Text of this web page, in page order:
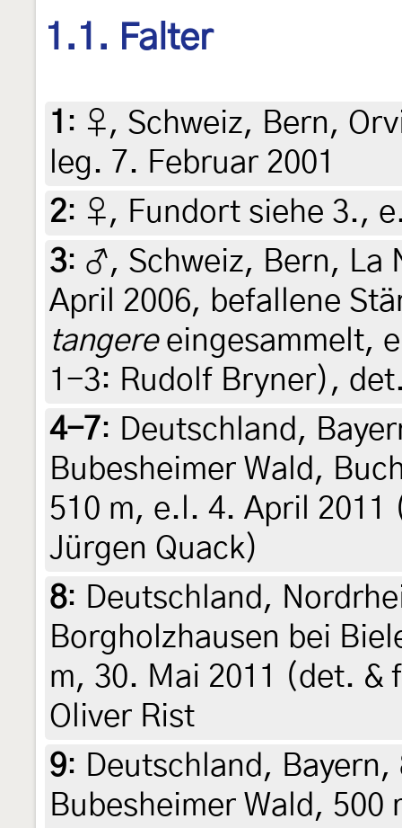
1.1. Falter
1 : ♀, Schweiz, Bern,
leg. 7. Februar 2001
2: ♀, Fundort siehe 3.,
3: ♂, Schweiz, Bern, La
April 2006, befallene
tangereeingesammelt,
1-3: Rudolf Bryner),
4-7: Deutschland,
Bubesheimer Wald,
510 m, e.l. 4. April
Jürgen Quack)
8: Deutschland,
Borgholzhausen bei
m, 30. Mai 2011 (det.
Oliver Rist
9: Deutschland,
Bubesheimer Wald,